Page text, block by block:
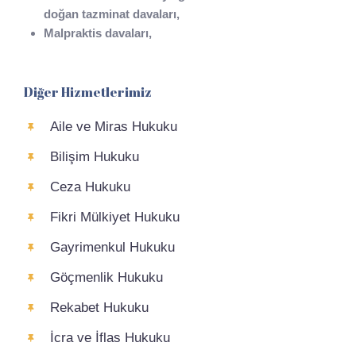
doğan tazminat davaları,
Malpraktis davaları,
Diğer Hizmetlerimiz
Aile ve Miras Hukuku
Bilişim Hukuku
Ceza Hukuku
Fikri Mülkiyet Hukuku
Gayrimenkul Hukuku
Göçmenlik Hukuku
Rekabet Hukuku
İcra ve İflas Hukuku